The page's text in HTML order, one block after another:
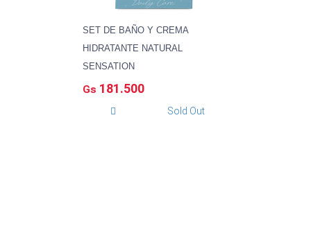
SET DE BAÑO Y CREMA
HIDRATANTE NATURAL
SENSATION
Gs 181.500
Sold Out